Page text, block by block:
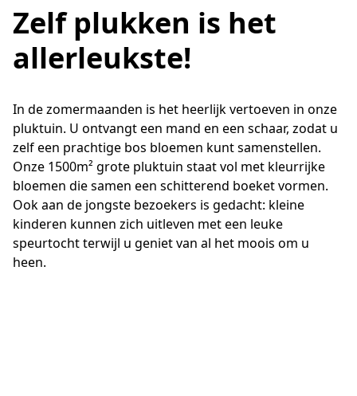
Zelf plukken is het
allerleukste!
In de zomermaanden is het heerlijk vertoeven in onze
pluktuin. U ontvangt een mand en een schaar, zodat u
zelf een prachtige bos bloemen kunt samenstellen.
Onze 1500m² grote pluktuin staat vol met kleurrijke
bloemen die samen een schitterend boeket vormen.
Ook aan de jongste bezoekers is gedacht: kleine
kinderen kunnen zich uitleven met een leuke
speurtocht terwijl u geniet van al het moois om u
heen.